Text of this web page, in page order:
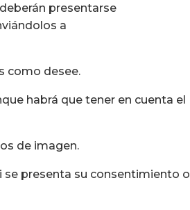
presentarse
a
como desee.
habrá que tener en cuenta el
de imagen.
se presenta su consentimiento o